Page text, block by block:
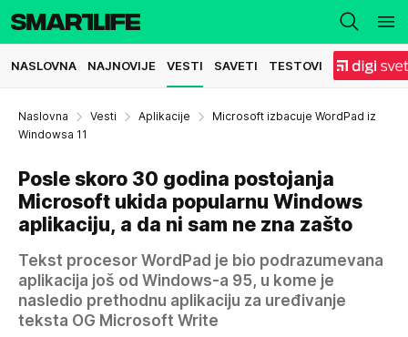
NASLOVNA NAJNOVIJE VESTI SAVETI TESTOVI
Naslovna Vesti Aplikacije
Microsoft izbacuje WordPad iz
Windowsa 11
Posle skoro 30 godina postojanja
Microsoft ukida popularnu Windows
aplikaciju, a da ni sam ne zna zašto
Tekst procesor WordPad je bio podrazumevana
aplikacija još od Windows-a 95, u kome je
nasledio prethodnu aplikaciju za uređivanje
teksta OG Microsoft Write